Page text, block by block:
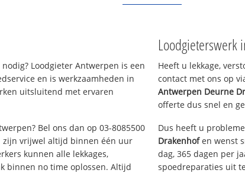
Loodgieter Antwerpen is een
en is werkzaamheden in
uitsluitend met ervaren
Bel ons dan op 03-8085500
zijn vrijwel altijd binnen één uur
kunnen alle lekkages,
binnen no time oplossen. Altijd
Loodgieterswerk
Heeft u lekkage,
contact met ons op
Antwerpen Deurne
offerte dus snel en
Dus heeft u
Drakenhofen wenst
dag, 365 dagen per
spoedreparaties uit